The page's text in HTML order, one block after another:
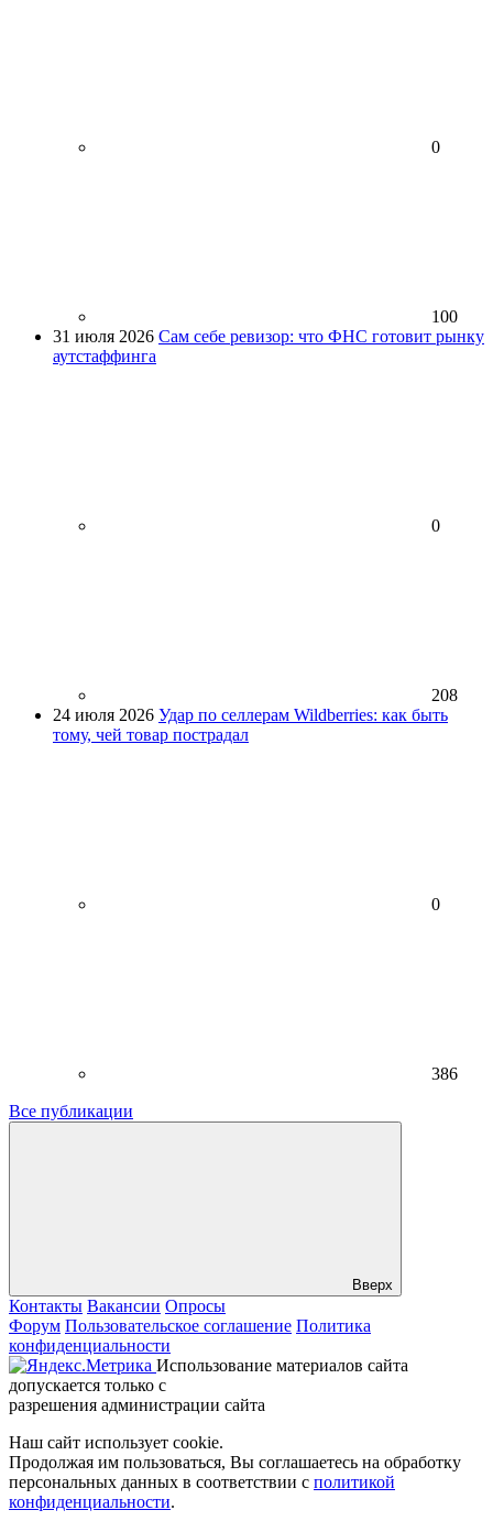
0
100
31 июля 2026 Сам себе ревизор: что ФНС готовит рынку
аутстаффинга
0
208
24 июля 2026 Удар по селлерам Wildberries: как быть
тому, чей товар пострадал
0
386
Все публикации
Вверх
Контакты Вакансии Опросы
Форум Пользовательское соглашение Политика
конфиденциальности
Использование материалов сайта
допускается только с
разрешения администрации сайта
Наш сайт использует cookie.
Продолжая им пользоваться, Вы соглашаетесь на обработку
персональных данных в соответствии с политикой
конфиденциальности.